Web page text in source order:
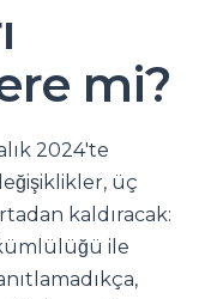
mi?
2024'te
üç
kaldıracak:
ile